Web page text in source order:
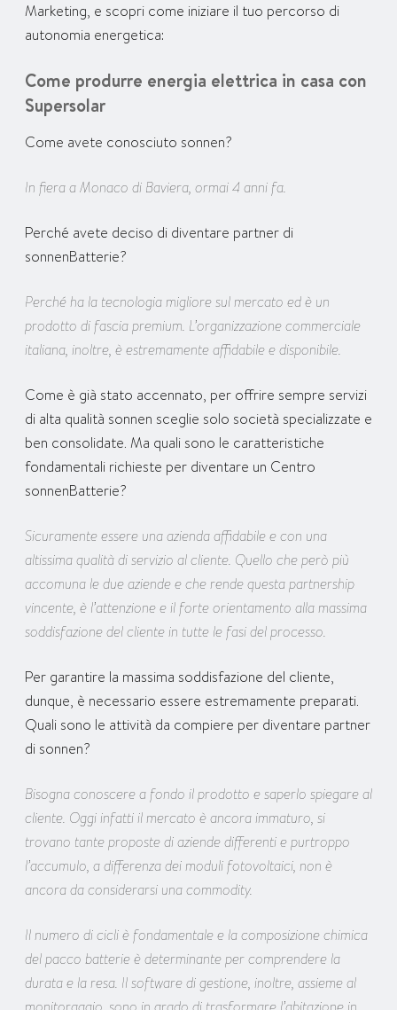
Marketing, e scopri come iniziare il tuo percorso di
autonomia energetica:
Come produrre energia elettrica in casa con
Supersolar
Come avete conosciuto sonnen?
In fiera a Monaco di Baviera, ormai 4 anni fa.
Perché avete deciso di diventare partner di
sonnenBatterie?
Perché ha la tecnologia migliore sul mercato ed è un
prodotto di fascia premium. L’organizzazione commerciale
italiana, inoltre, è estremamente affidabile e disponibile.
Come è già stato accennato, per offrire sempre servizi
di alta qualità sonnen sceglie solo società specializzate e
ben consolidate. Ma quali sono le caratteristiche
fondamentali richieste per diventare un Centro
sonnenBatterie?
Sicuramente essere una azienda affidabile e con una
altissima qualità di servizio al cliente. Quello che però più
accomuna le due aziende e che rende questa partnership
vincente, è l’attenzione e il forte orientamento alla massima
soddisfazione del cliente in tutte le fasi del processo.
Per garantire la massima soddisfazione del cliente,
dunque, è necessario essere estremamente preparati.
Quali sono le attività da compiere per diventare partner
di sonnen?
Bisogna conoscere a fondo il prodotto e saperlo spiegare al
cliente. Oggi infatti il mercato è ancora immaturo, si
trovano tante proposte di aziende differenti e purtroppo
l’accumulo, a differenza dei moduli fotovoltaici, non è
ancora da considerarsi una commodity.
Il numero di cicli è fondamentale e la composizione chimica
del pacco batterie è determinante per comprendere la
durata e la resa. Il software di gestione, inoltre, assieme al